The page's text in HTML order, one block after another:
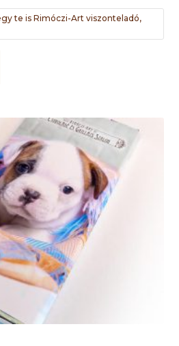
te is Rimóczi-Art viszonteladó,